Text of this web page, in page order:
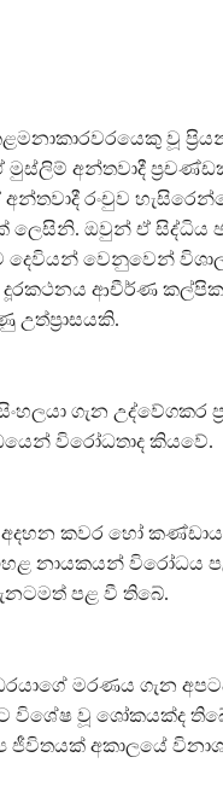
වූ
අන්තවාදී
අන්තවාදී රංචුව
ලෙසිනි. ඔවුන් ඒ සිද්ධිය
වෙනුවෙන්
දූරකථනය ආචීර්ණ
උත්ප්‍රාසයකි.
ගැන උද්වේගකර
විරෝධතාද කියවේ.
අදහන කවර හෝ
නායකයන් විරෝධය
පළ වී තිබේ.
මරණය ගැන
විශේෂ වූ ශෝකයක්ද
අකාලයේ